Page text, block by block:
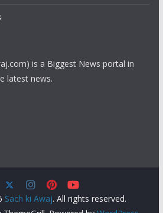
is a Biggest News portal in
latest news.
Sach ki Awaj. All rights reserved.